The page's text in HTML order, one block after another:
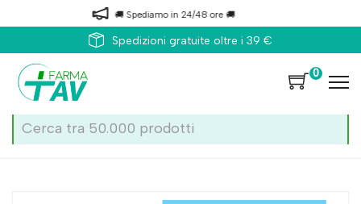
🚚 Spediamo in 24/48 ore 🚚
Spedizioni gratuite oltre i 39 €
0
Gravidanza ed allattamento/Test ovulazione /